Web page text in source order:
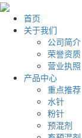
首页
关于我们
公司简介
荣誉资质
营业执照
产品中心
重点推荐
水针
粉针
预混剂